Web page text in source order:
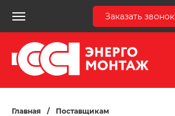
Заказать звонок
Главная / Поставщикам